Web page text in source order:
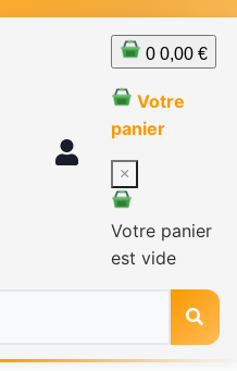
0 0,00 €
Votre
panier
×
Votre panier
est vide